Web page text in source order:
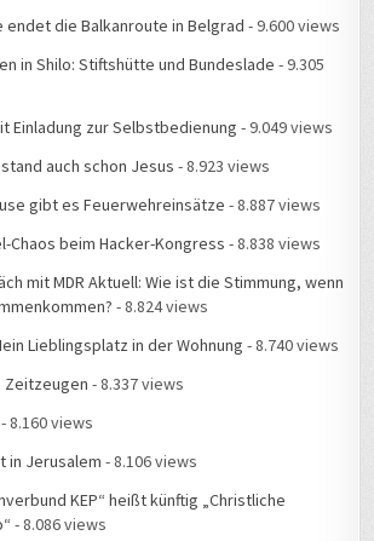
endet die Balkanroute in Belgrad - 9.600 views
in Shilo: Stiftshütte und Bundeslade - 9.305
Einladung zur Selbstbedienung - 9.049 views
auch schon Jesus - 8.923 views
gibt es Feuerwehreinsätze - 8.887 views
Chaos beim Hacker-Kongress - 8.838 views
mit MDR Aktuell: Wie ist die Stimmung, wenn
- 8.824 views
Lieblingsplatz in der Wohnung - 8.740 views
Zeitzeugen - 8.337 views
- 8.160 views
in Jerusalem - 8.106 views
KEP“ heißt künftig „Christliche
- 8.086 views